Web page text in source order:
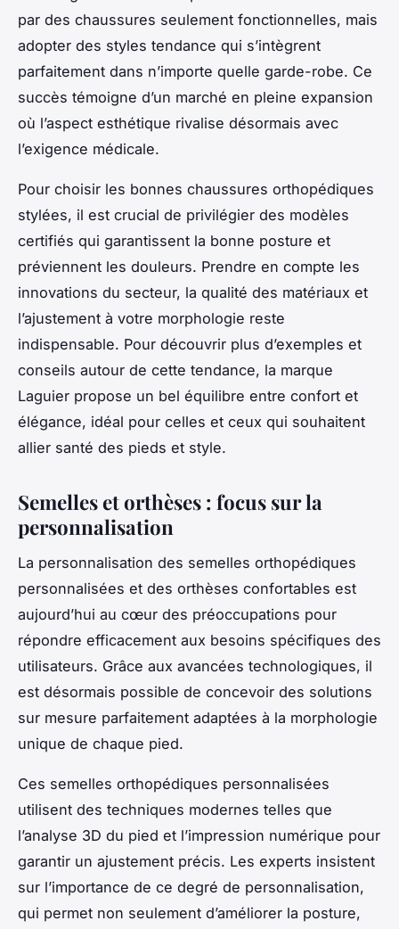
par des chaussures seulement fonctionnelles, mais
adopter des styles tendance qui s’intègrent
parfaitement dans n’importe quelle garde-robe. Ce
succès témoigne d’un marché en pleine expansion
où l’aspect esthétique rivalise désormais avec
l’exigence médicale.
Pour choisir les bonnes chaussures orthopédiques
stylées, il est crucial de privilégier des modèles
certifiés qui garantissent la bonne posture et
préviennent les douleurs. Prendre en compte les
innovations du secteur, la qualité des matériaux et
l’ajustement à votre morphologie reste
indispensable. Pour découvrir plus d’exemples et
conseils autour de cette tendance, la marque
Laguier propose un bel équilibre entre confort et
élégance, idéal pour celles et ceux qui souhaitent
allier santé des pieds et style.
Semelles et orthèses : focus sur la
personnalisation
La personnalisation des semelles orthopédiques
personnalisées et des orthèses confortables est
aujourd’hui au cœur des préoccupations pour
répondre efficacement aux besoins spécifiques des
utilisateurs. Grâce aux avancées technologiques, il
est désormais possible de concevoir des solutions
sur mesure parfaitement adaptées à la morphologie
unique de chaque pied.
Ces semelles orthopédiques personnalisées
utilisent des techniques modernes telles que
l’analyse 3D du pied et l’impression numérique pour
garantir un ajustement précis. Les experts insistent
sur l’importance de ce degré de personnalisation,
qui permet non seulement d’améliorer la posture,